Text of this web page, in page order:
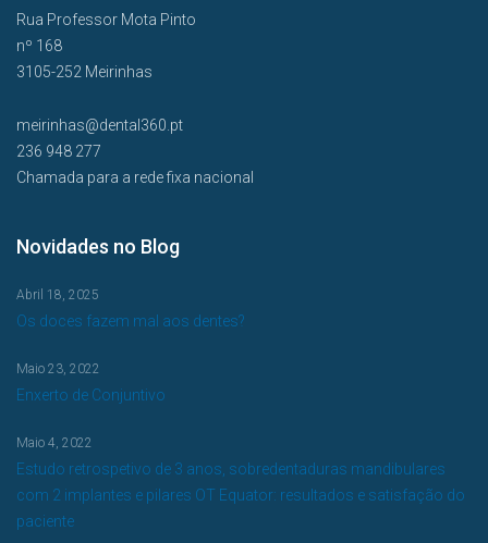
Rua Professor Mota Pinto
nº 168
3105-252 Meirinhas
meirinhas@dental360.pt
236 948 277
Chamada para a rede fixa nacional
Novidades no Blog
Os doces fazem mal aos dentes?
Abril 18, 2025
Enxerto de Conjuntivo
Maio 23, 2022
Estudo retrospetivo de 3 anos, sobredentaduras mandibulares
com 2 implantes e pilares OT Equator: resultados e satisfação do
paciente
Maio 4, 2022